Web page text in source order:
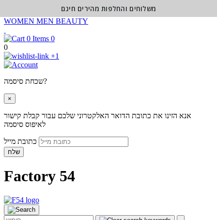
WOMEN MEN BEAUTY
0
0
+1
שכחת סיסמה?
×
אנא הזינו את כתובת הדואר האלקטרוני שלכם עבור קבלת קישור
לאיפוס סיסמה
שלח
Factory 54
משלוחים והחלפות מהירים חינם